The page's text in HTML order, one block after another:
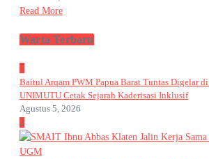
Read More
Warta Terbaru
1
Baitul Arqam PWM Papua Barat Tuntas Digelar
UNIMUTU Cetak Sejarah Kaderisasi Inklusif
Agustus 5, 2026
2